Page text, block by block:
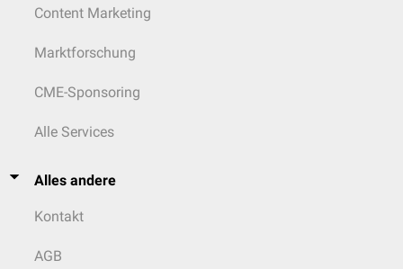
Content Marketing
Marktforschung
CME-Sponsoring
Alle Services
Alles andere
Kontakt
AGB